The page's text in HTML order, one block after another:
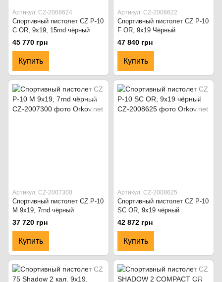
Артикул: CZ-2008624
Спортивный пистолет CZ P-10
C OR, 9x19, 15rnd чёрный
45 770 грн
Купить
Артикул: CZ-2008622
Спортивный пистолет CZ P-10
F OR, 9x19 Чёрный
47 840 грн
Купить
Артикул: CZ-2007300
Спортивный пистолет CZ P-10
M 9x19, 7rnd чёрный
37 720 грн
Купить
Артикул: CZ-2008625
Спортивный пистолет CZ P-10
SC OR, 9x19 чёрный
42 872 грн
Купить